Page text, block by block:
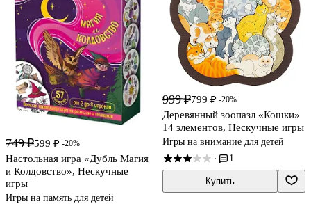
749 ₽599 ₽ -20%
Настольная игра «Дубль Магия
и Колдовство», Нескучные
игры
Игры на память для детей
999 ₽799 ₽ -20%
Деревянный зоопазл «Кошки»
14 элементов, Нескучные игры
Игры на внимание для детей
· 1
Купить